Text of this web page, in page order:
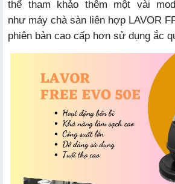
thể tham khảo thêm một vài
như máy chà sàn liên hợp LAVOR
phiên bản cao cấp hơn sử dụng ắc